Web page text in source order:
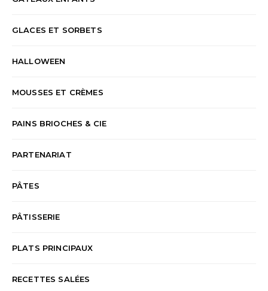
GLACES ET SORBETS
HALLOWEEN
MOUSSES ET CRÈMES
PAINS BRIOCHES & CIE
PARTENARIAT
PÂTES
PÂTISSERIE
PLATS PRINCIPAUX
RECETTES SALÉES